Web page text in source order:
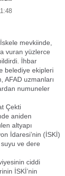
mevkiinde,
vuran yüzlerce
İhbar
belediye ekipleri
AFAD uzmanları
numuneler
Çekti
aniden
altyapı
İdaresi’nin (İSKİ)
ve dere
ciddi
İSKİ’nin